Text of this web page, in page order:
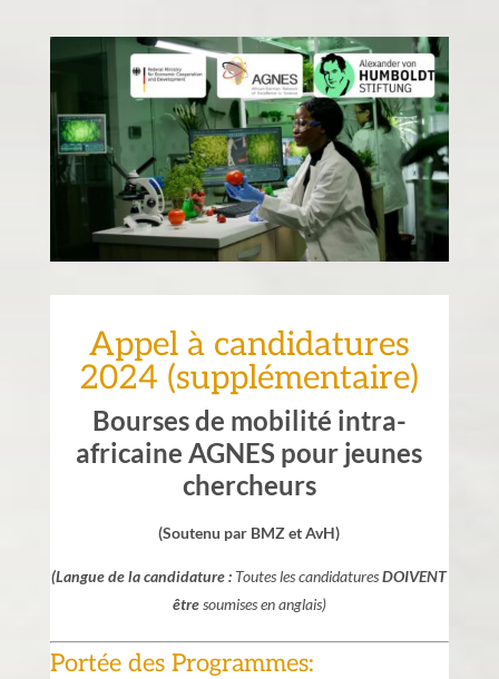
Appel à candidatures
2024 (supplémentaire)
Bourses de mobilité intra-
africaine AGNES pour jeunes
chercheurs
(Soutenu par BMZ et AvH)
(Langue de la candidature : Toutes les candidaturesDOIVENT
êtresoumises en anglais)
Portée des Programmes: